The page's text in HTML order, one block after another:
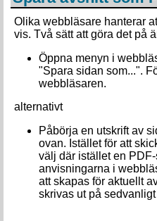
Olika webbläsare hanterar
vis. Två sätt att göra det på
Öppna menyn i
"Spara sidan som...".
webbläsaren.
alternativt
Påbörja en utskrift av
ovan. Istället för att
välj där istället en
anvisningarna i
att skapas för aktuellt
skrivas ut på sedvanligt